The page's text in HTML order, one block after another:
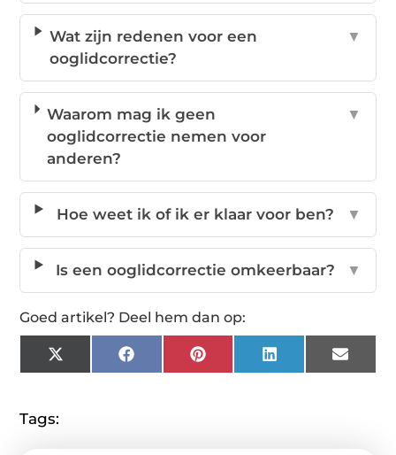
Wat zijn redenen voor een
ooglidcorrectie?
▼
Waarom mag ik geen
ooglidcorrectie nemen voor
anderen?
▼
Hoe weet ik of ik er klaar voor ben? ▼
Is een ooglidcorrectie omkeerbaar? ▼
Goed artikel? Deel hem dan op:
X
(Twitter)
FacebookPinterestLinkedInEmail
Tags: